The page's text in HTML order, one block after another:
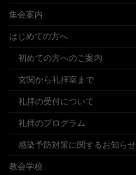
集会案内
はじめての方へ
初めての方へのご案内
玄関から礼拝室まで
礼拝の受付について
礼拝のプログラム
感染予防対策に関するお知らせ
教会学校